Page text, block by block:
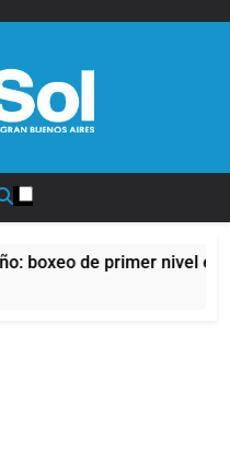
boxeo de primer nivel en